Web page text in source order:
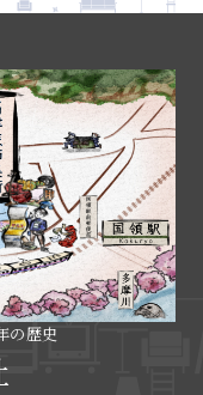
の歴史